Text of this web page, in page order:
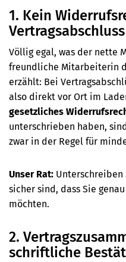
1. Kein
Völlig egal, was der nette
freundliche Mitarbeiterin
erzählt: Bei
also direkt vor Ort im
gesetzliches
unterschrieben haben,
zwar in der Regel für
Unser Rat: Unterschreiben
sicher sind, dass Sie
möchten.
2.
schriftliche